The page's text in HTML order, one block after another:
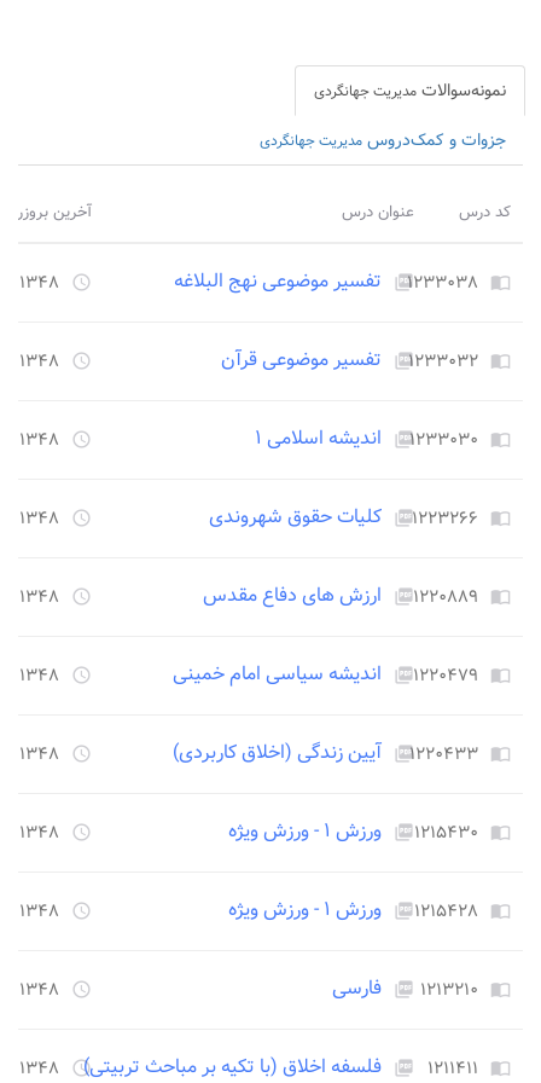
نمونه‌سوالات مدیریت جهانگردی
جزوات و کمک‌دروس مدیریت جهانگردی
کد درس عنوان درس آخرین
import_contacts ۱۲۳۳۰۳۸picture_as_pdf تفسیر موضوعی نهج البلاغه access_time ۱۳۴۸ روز قبل
import_contacts ۱۲۳۳۰۳۲picture_as_pdf تفسیر موضوعی قرآن access_time ۱۳۴۸ روز قبل
import_contacts ۱۲۳۳۰۳۰picture_as_pdf اندیشه اسلامی ۱ access_time ۱۳۴۸ روز قبل
import_contacts ۱۲۲۳۲۶۶picture_as_pdf کلیات حقوق شهروندی access_time ۱۳۴۸ روز قبل
import_contacts ۱۲۲۰۸۸۹picture_as_pdf ارزش های دفاع مقدس access_time ۱۳۴۸ روز قبل
import_contacts ۱۲۲۰۴۷۹picture_as_pdf اندیشه سیاسی امام خمینی access_time ۱۳۴۸ روز قبل
import_contacts ۱۲۲۰۴۳۳picture_as_pdf آیین زندگی (اخلاق کاربردی) access_time ۱۳۴۸ روز قبل
import_contacts ۱۲۱۵۴۳۰picture_as_pdf ورزش ۱ - ورزش ویژه access_time ۱۳۴۸ روز قبل
import_contacts ۱۲۱۵۴۲۸picture_as_pdf ورزش ۱ - ورزش ویژه access_time ۱۳۴۸ روز قبل
import_contacts ۱۲۱۳۲۱۰ picture_as_pdf فارسی access_time ۱۳۴۸ روز قبل
import_contacts ۱۲۱۱۴۱۱ picture_as_pdf فلسفه اخلاق (با تکیه بر مباحث تربیتی)access_time ۱۳۴۸ روز قبل